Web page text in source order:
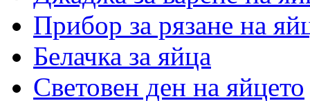
Прибор за рязане на
Белачка за яйца
Световен ден на яйцето